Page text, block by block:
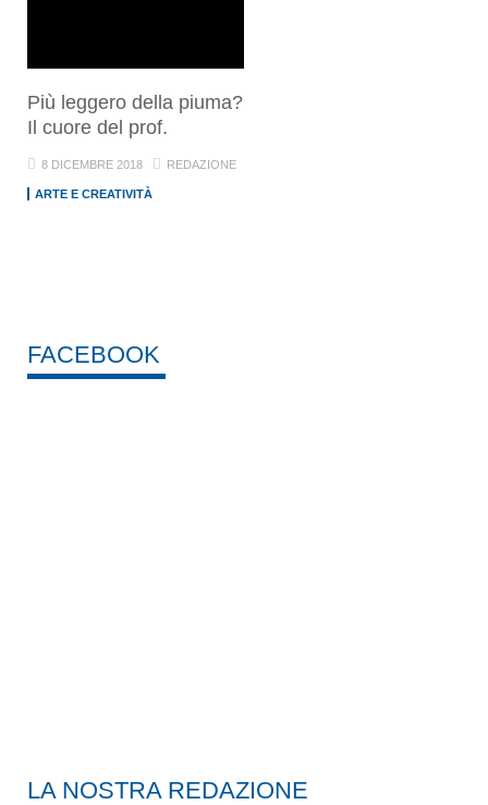
Più leggero della piuma?
Il cuore del prof.
8 DICEMBRE 2018 REDAZIONE
ARTE E CREATIVITÀ
FACEBOOK
LA NOSTRA REDAZIONE